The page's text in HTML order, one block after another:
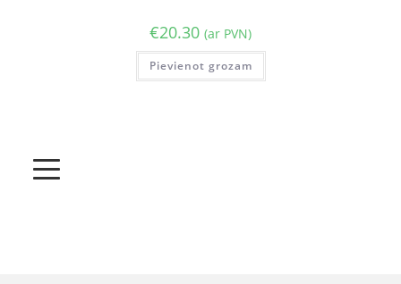
€20.30 (ar PVN)
Pievienot grozam